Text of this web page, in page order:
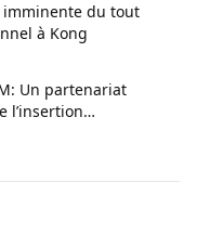
imminente du tout
à Kong
Un partenariat
l’insertion